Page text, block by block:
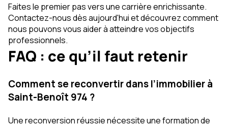
Faites le premier pas vers une carrière enrichissante.
Contactez-nous dès aujourd'hui et découvrez comment
nous pouvons vous aider à atteindre vos objectifs
professionnels.
FAQ : ce qu’il faut retenir
Comment se reconvertir dans l’immobilier à
Saint-Benoît 974 ?
Une reconversion réussie nécessite une formation de